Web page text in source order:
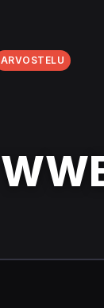
ARVOSTELU